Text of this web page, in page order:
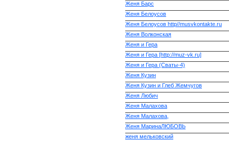
Женя Барс
Женя Белоусов
Женя Белоусов http//musvkontakte.ru
Женя Волконская
Женя и Гера
Женя и Гера [http://muz-vk.ru]
Женя и Гера (Сваты-4)
Женя Кузин
Женя Кузин и Глеб Жемчугов
Женя Любич
Женя Малахова
Женя Малахова,
Женя МаринаЛЮБОВЬ
женя мельковский